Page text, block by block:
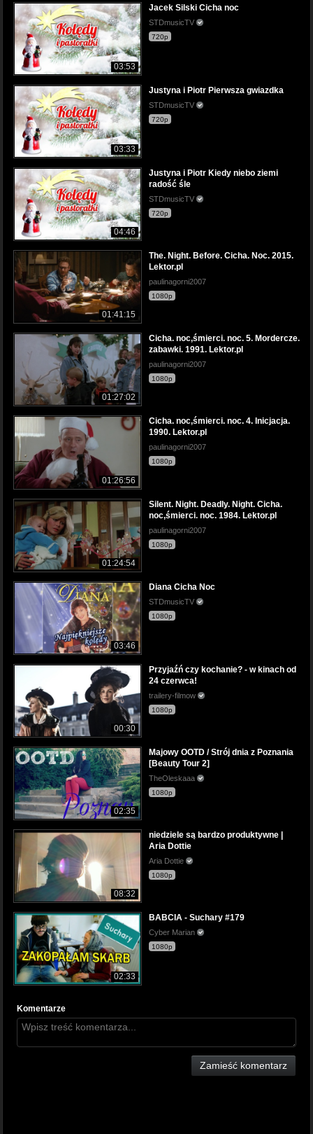
03:53
Jacek Silski Cicha noc
STDmusicTV
720p
03:33
Justyna i Piotr Pierwsza gwiazdka
STDmusicTV
720p
04:46
Justyna i Piotr Kiedy niebo ziemi
radość śle
STDmusicTV
720p
01:41:15
The. Night. Before. Cicha. Noc. 2015.
Lektor.pl
paulinagorni2007
1080p
01:27:02
Cicha. noc,śmierci. noc. 5. Mordercze.
zabawki. 1991. Lektor.pl
paulinagorni2007
1080p
01:26:56
Cicha. noc,śmierci. noc. 4. Inicjacja.
1990. Lektor.pl
paulinagorni2007
1080p
01:24:54
Silent. Night. Deadly. Night. Cicha.
noc,śmierci. noc. 1984. Lektor.pl
paulinagorni2007
1080p
03:46
Diana Cicha Noc
STDmusicTV
1080p
00:30
Przyjaźń czy kochanie? - w kinach od
24 czerwca!
trailery-filmow
1080p
02:35
Majowy OOTD / Strój dnia z Poznania
[Beauty Tour 2]
TheOleskaaa
1080p
08:32
niedziele są bardzo produktywne |
Aria Dottie
Aria Dottie
1080p
02:33
BABCIA - Suchary #179
Cyber Marian
1080p
Komentarze
Zamieść komentarz